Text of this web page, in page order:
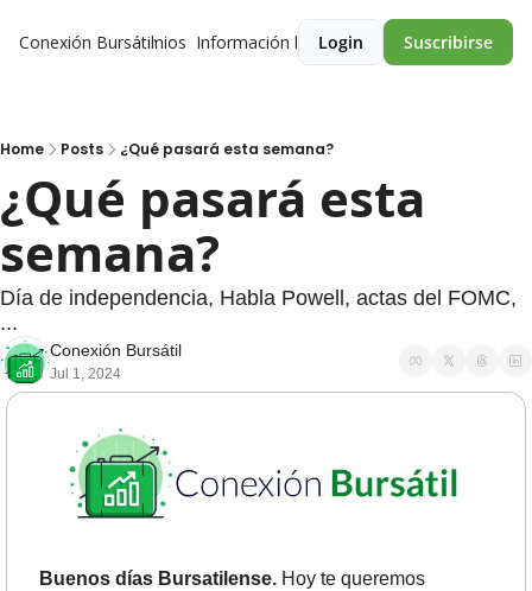
Conexión BursátilPremios Información legalLogin Suscribirse
Home Posts ¿Qué pasará esta semana?
¿Qué pasará esta
semana?
Día de independencia, Habla Powell, actas del FOMC,
...
Conexión Bursátil
Jul 1, 2024
Buenos días Bursatilense. Hoy te queremos